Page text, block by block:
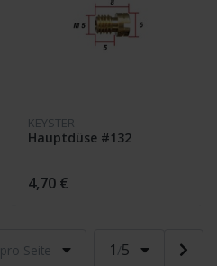
KEYSTER
Hauptdüse #132
4,70 €
pro Seite 1 /5